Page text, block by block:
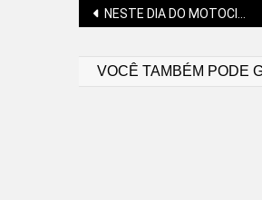
NESTE DIA DO MOTOCICLISTA, BOMBEIROS APRESENTAM DICAS DE SEGURANÇA
VOCÊ TAMBÉM PODE